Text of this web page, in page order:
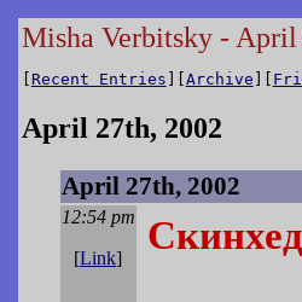
Misha Verbitsky - April
[ Recent Entries ][Archive ][
April 27th, 2002
April 27th, 2002
12:54 pm
[Link]